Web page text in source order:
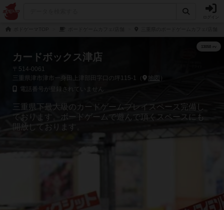
カードボックス津店
〒514-0061
三重県津市津市一身田上津部田字口の坪115-1（
地図 ）
電話番号が登録されていません
三重県下最大級のカードゲームプレイスペース完備し
ております。ボードゲームで遊んで頂くスペースにも
開放しております。